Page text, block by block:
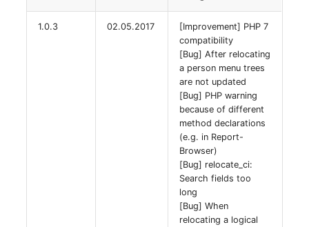
Zugewiesene SIM-Karten
Zugewiesener
Zugriff
1.0.3 02.05.2017
[Improvement] PHP 7
compatibility
[Bug] After relocating
a person menu trees
are not updated
[Bug] PHP warning
because of different
method declarations
(e.g. in Report-
Browser)
[Bug] relocate_ci:
Search fields too
long
[Bug] When
relocating a logical